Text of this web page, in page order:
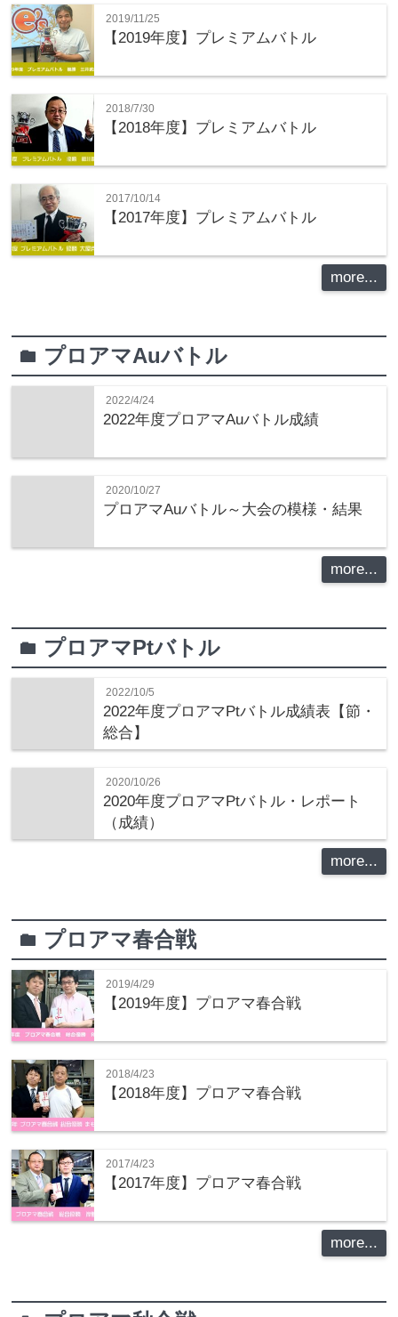
2019/11/25
【2019年度】プレミアムバトル
2018/7/30
【2018年度】プレミアムバトル
2017/10/14
【2017年度】プレミアムバトル
more...
folder プロアマAuバトル
2022/4/24
2022年度プロアマAuバトル成績
2020/10/27
プロアマAuバトル～大会の模様・結果
more...
folder プロアマPtバトル
2022/10/5
2022年度プロアマPtバトル成績表【節・
総合】
2020/10/26
2020年度プロアマPtバトル・レポート
（成績）
more...
folder プロアマ春合戦
2019/4/29
【2019年度】プロアマ春合戦
2018/4/23
【2018年度】プロアマ春合戦
2017/4/23
【2017年度】プロアマ春合戦
more...